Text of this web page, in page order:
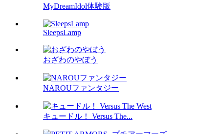
MyDreamIdol体験版
SleepsLamp
おざわのやぼう
NAROUファンタジー
キュードル！ Versus The...